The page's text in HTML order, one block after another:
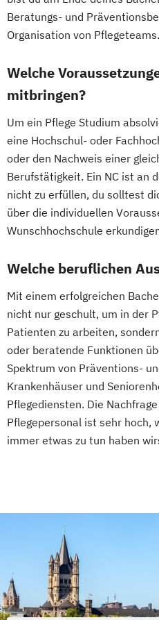
Beratungs- und
Organisation von Pflegeteams.
Welche
mitbringen?
Um ein Pflege Studium
eine Hochschul- oder
oder den Nachweis einer
Berufstätigkeit. Ein NC ist an
nicht zu erfüllen, du solltest
über die individuellen
Wunschhochschule
Welche beruflichen
Mit einem erfolgreichen
nicht nur geschult, um in der
Patienten zu arbeiten,
oder beratende Funktionen
Spektrum von Präventions-
Krankenhäuser und
Pflegediensten. Die
Pflegepersonal ist sehr hoch,
immer etwas zu tun haben